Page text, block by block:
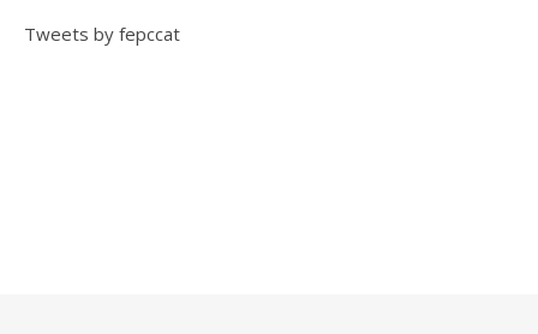
Tweets by fepccat